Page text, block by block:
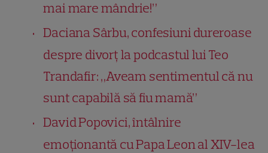
mai mare mândrie!”
Daciana Sârbu, confesiuni dureroase
despre divorț la podcastul lui Teo
Trandafir: „Aveam sentimentul că nu
sunt capabilă să fiu mamă”
David Popovici, întâlnire
emoționantă cu Papa Leon al XIV-lea